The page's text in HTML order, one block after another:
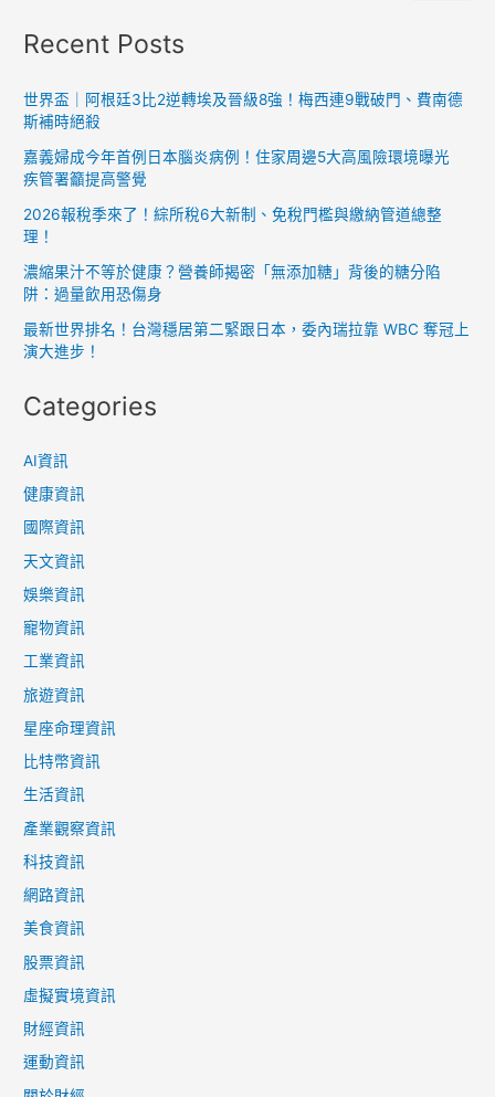
「不
愛
意」！
深
情
告
白
引
全
淚
Recent Posts
世界盃｜阿根廷3比2逆轉埃及晉級8強！梅西連9戰破門、費南德
斯補時絕殺
嘉義婦成今年首例日本腦炎病例！住家周邊5大高風險環境曝光
疾管署籲提高警覺
2026報稅季來了！綜所稅6大新制、免稅門檻與繳納管道總整
理！
濃縮果汁不等於健康？營養師揭密「無添加糖」背後的糖分陷
阱：過量飲用恐傷身
最新世界排名！台灣穩居第二緊跟日本，委內瑞拉靠 WBC 奪冠上
演大進步！
Categories
AI資訊
健康資訊
國際資訊
天文資訊
娛樂資訊
寵物資訊
工業資訊
旅遊資訊
星座命理資訊
比特幣資訊
生活資訊
產業觀察資訊
科技資訊
網路資訊
美食資訊
股票資訊
虛擬實境資訊
財經資訊
運動資訊